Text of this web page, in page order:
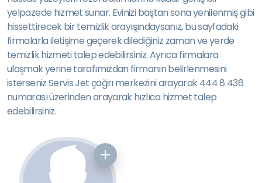
yelpazede hizmet sunar. Evinizi baştan sona yenilenmiş gibi
hissettirecek bir temizlik arayışındaysanız, bu sayfadaki
firmalarla iletişime geçerek dilediğiniz zaman ve yerde
temizlik hizmeti talep edebilirsiniz. Ayrıca firmalara
ulaşmak yerine tarafımızdan firmanın belirlenmesini
isterseniz Servis Jet çağrı merkezini arayarak 444 8 436
numarası üzerinden arayarak hızlıca hizmet talep
edebilirsiniz.